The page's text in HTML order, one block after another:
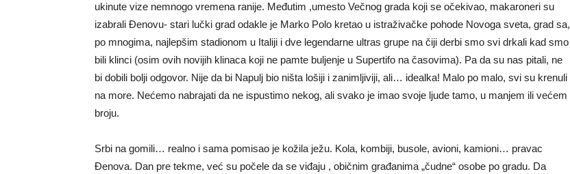
ukinute vize nemnogo vremena ranije. Međutim ,umesto Večnog grada koji se očekivao, makaroneri su
izabrali Đenovu- stari lučki grad odakle je Marko Polo kretao u istraživačke pohode Novoga sveta, grad sa,
po mnogima, najlepšim stadionom u Italiji i dve legendarne ultras grupe na čiji derbi smo svi drkali kad smo
bili klinci (osim ovih novijih klinaca koji ne pamte buljenje u Supertifo na časovima). Pa da su nas pitali, ne
bi dobili bolji odgovor. Nije da bi Napulj bio ništa lošiji i zanimljiviji, ali… idealka! Malo po malo, svi su krenuli
na more. Nećemo nabrajati da ne ispustimo nekog, ali svako je imao svoje ljude tamo, u manjem ili većem
broju.
Srbi na gomili… realno i sama pomisao je kožila ježu. Kola, kombiji, busole, avioni, kamioni… pravac
Đenova. Dan pre tekme, već su počele da se viđaju , običnim građanima „čudne“ osobe po gradu. Da